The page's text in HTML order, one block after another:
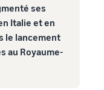
ses
Italie et en
le lancement
au Royaume-